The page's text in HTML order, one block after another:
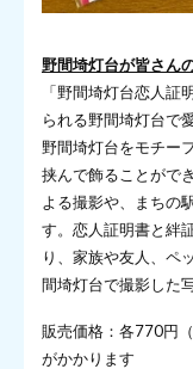
野間埼灯台が皆さん
「野間埼灯台恋人証
られる野間埼灯台で
野間埼灯台をモチー
挟んで飾ることがで
よる撮影や、まちの
す。恋人証明書と絆
り、家族や友人、ペ
間埼灯台で撮影した
販売価格：各770円
がかかります